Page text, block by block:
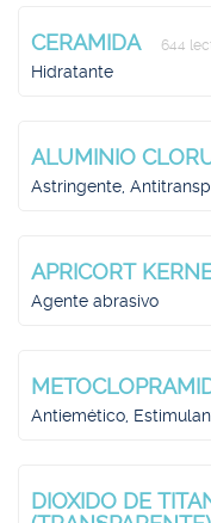
CERAMIDA 644
Hidratante
ALUMINIO
Astringente,
APRICORT
Agente abrasivo
Antiemético,
DIOXIDO DE